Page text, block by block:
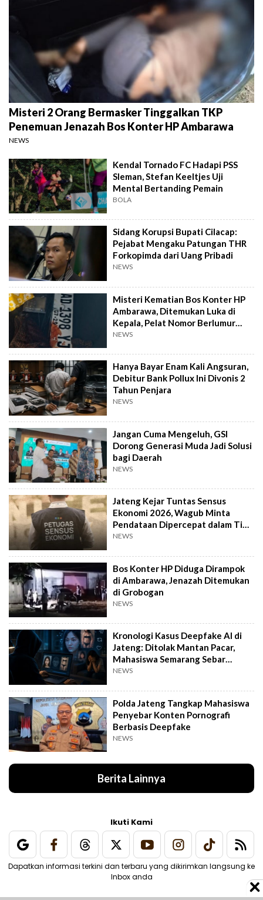
Misteri 2 Orang Bermasker Tinggalkan TKP
Penemuan Jenazah Bos Konter HP Ambarawa
NEWS
Kendal Tornado FC Hadapi PSS
Sleman, Stefan Keeltjes Uji
Mental Bertanding Pemain
BOLA
Sidang Korupsi Bupati Cilacap:
Pejabat Mengaku Patungan THR
Forkopimda dari Uang Pribadi
NEWS
Misteri Kematian Bos Konter HP
Ambarawa, Ditemukan Luka di
Kepala, Pelat Nomor Berlumur
Darah
NEWS
Hanya Bayar Enam Kali Angsuran,
Debitur Bank Pollux Ini Divonis 2
Tahun Penjara
NEWS
Jangan Cuma Mengeluh, GSI
Dorong Generasi Muda Jadi Solusi
bagi Daerah
NEWS
Jateng Kejar Tuntas Sensus
Ekonomi 2026, Wagub Minta
Pendataan Dipercepat dalam Tiga
Pekan
NEWS
Bos Konter HP Diduga Dirampok
di Ambarawa, Jenazah Ditemukan
di Grobogan
NEWS
Kronologi Kasus Deepfake AI di
Jateng: Ditolak Mantan Pacar,
Mahasiswa Semarang Sebar
Konten Porno
NEWS
Polda Jateng Tangkap Mahasiswa
Penyebar Konten Pornografi
Berbasis Deepfake
NEWS
Berita Lainnya
Ikuti Kami
Dapatkan informasi terkini dan terbaru yang dikirimkan langsung ke
Inbox anda